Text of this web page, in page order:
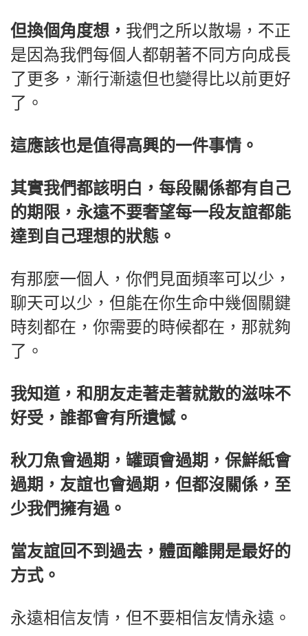
但換個角度想， 我們之所以散場，不正
是因為我們每個人都朝著不同方向成長
了更多，漸行漸遠但也變得比以前更好
了。
這應該也是值得高興的一件事情。
其實我們都該明白，每段關係都有自己
的期限，永遠不要奢望每一段友誼都能
達到自己理想的狀態。
有那麼一個人，你們見面頻率可以少，
聊天可以少，但能在你生命中幾個關鍵
時刻都在，你需要的時候都在，那就夠
了。
我知道，和朋友走著走著就散的滋味不
好受，誰都會有所遺憾。
秋刀魚會過期，罐頭會過期，保鮮紙會
過期，友誼也會過期，但都沒關係，至
少我們擁有過。
當友誼回不到過去，體面離開是最好的
方式。
永遠相信友情，但不要相信友情永遠。